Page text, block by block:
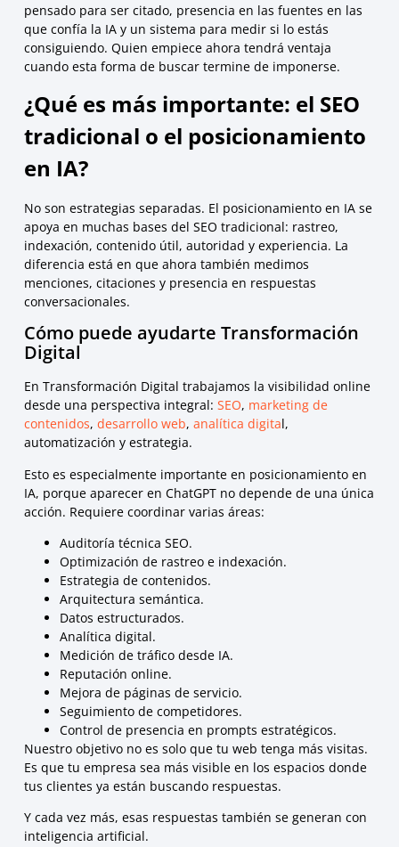
pensado para ser citado, presencia en las fuentes en las
que confía la IA y un sistema para medir si lo estás
consiguiendo. Quien empiece ahora tendrá ventaja
cuando esta forma de buscar termine de imponerse.
¿Qué es más importante: el SEO
tradicional o el posicionamiento
en IA?
No son estrategias separadas. El posicionamiento en IA se
apoya en muchas bases del SEO tradicional: rastreo,
indexación, contenido útil, autoridad y experiencia. La
diferencia está en que ahora también medimos
menciones, citaciones y presencia en respuestas
conversacionales.
Cómo puede ayudarte Transformación
Digital
En Transformación Digital trabajamos la visibilidad online
desde una perspectiva integral: SEO, marketing de
contenidos, desarrollo web, analítica digital,
automatización y estrategia.
Esto es especialmente importante en posicionamiento en
IA, porque aparecer en ChatGPT no depende de una única
acción. Requiere coordinar varias áreas:
Auditoría técnica SEO.
Optimización de rastreo e indexación.
Estrategia de contenidos.
Arquitectura semántica.
Datos estructurados.
Analítica digital.
Medición de tráfico desde IA.
Reputación online.
Mejora de páginas de servicio.
Seguimiento de competidores.
Control de presencia en prompts estratégicos.
Nuestro objetivo no es solo que tu web tenga más visitas.
Es que tu empresa sea más visible en los espacios donde
tus clientes ya están buscando respuestas.
Y cada vez más, esas respuestas también se generan con
inteligencia artificial.